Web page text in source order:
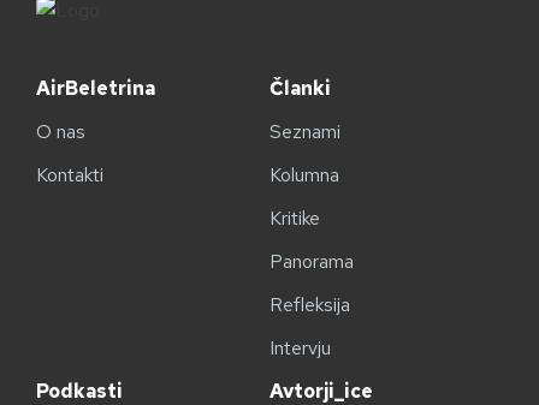
AirBeletrina
O nas
Kontakti
Članki
Seznami
Kolumna
Kritike
Panorama
Refleksija
Intervju
Podkasti
Avtorji_ice